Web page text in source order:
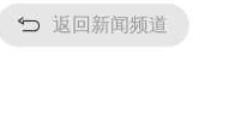
返回新闻频道